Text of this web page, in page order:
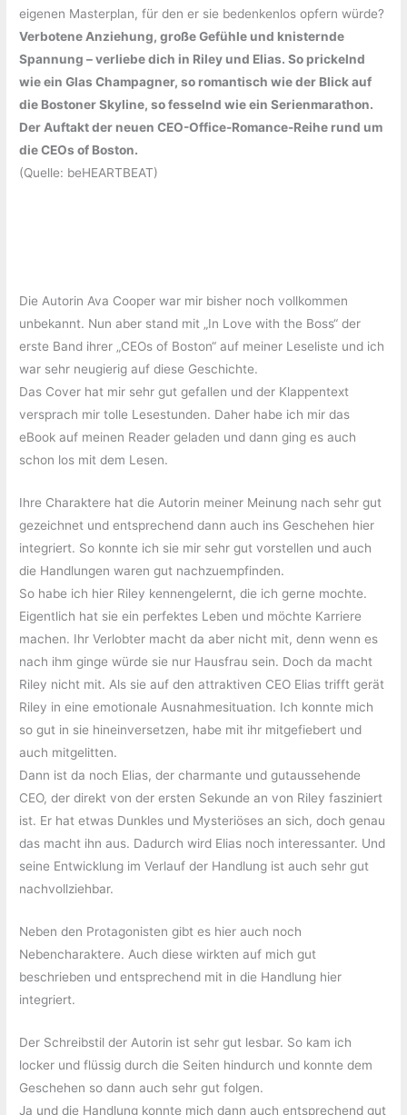
eigenen Masterplan, für den er sie bedenkenlos opfern würde?
Verbotene Anziehung, große Gefühle und knisternde
Spannung – verliebe dich in Riley und Elias. So prickelnd
wie ein Glas Champagner, so romantisch wie der Blick auf
die Bostoner Skyline, so fesselnd wie ein Serienmarathon.
Der Auftakt der neuen CEO-Office-Romance-Reihe rund um
die CEOs of Boston.
(Quelle: beHEARTBEAT)
Die Autorin Ava Cooper war mir bisher noch vollkommen
unbekannt. Nun aber stand mit „In Love with the Boss“ der
erste Band ihrer „CEOs of Boston“ auf meiner Leseliste und ich
war sehr neugierig auf diese Geschichte.
Das Cover hat mir sehr gut gefallen und der Klappentext
versprach mir tolle Lesestunden. Daher habe ich mir das
eBook auf meinen Reader geladen und dann ging es auch
schon los mit dem Lesen.
Ihre Charaktere hat die Autorin meiner Meinung nach sehr gut
gezeichnet und entsprechend dann auch ins Geschehen hier
integriert. So konnte ich sie mir sehr gut vorstellen und auch
die Handlungen waren gut nachzuempfinden.
So habe ich hier Riley kennengelernt, die ich gerne mochte.
Eigentlich hat sie ein perfektes Leben und möchte Karriere
machen. Ihr Verlobter macht da aber nicht mit, denn wenn es
nach ihm ginge würde sie nur Hausfrau sein. Doch da macht
Riley nicht mit. Als sie auf den attraktiven CEO Elias trifft gerät
Riley in eine emotionale Ausnahmesituation. Ich konnte mich
so gut in sie hineinversetzen, habe mit ihr mitgefiebert und
auch mitgelitten.
Dann ist da noch Elias, der charmante und gutaussehende
CEO, der direkt von der ersten Sekunde an von Riley fasziniert
ist. Er hat etwas Dunkles und Mysteriöses an sich, doch genau
das macht ihn aus. Dadurch wird Elias noch interessanter. Und
seine Entwicklung im Verlauf der Handlung ist auch sehr gut
nachvollziehbar.
Neben den Protagonisten gibt es hier auch noch
Nebencharaktere. Auch diese wirkten auf mich gut
beschrieben und entsprechend mit in die Handlung hier
integriert.
Der Schreibstil der Autorin ist sehr gut lesbar. So kam ich
locker und flüssig durch die Seiten hindurch und konnte dem
Geschehen so dann auch sehr gut folgen.
Ja und die Handlung konnte mich dann auch entsprechend gut